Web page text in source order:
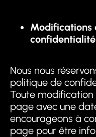
Modifications
confidentialité
Nous nous
politique de
Toute
page avec une
encourageons à
page pour être